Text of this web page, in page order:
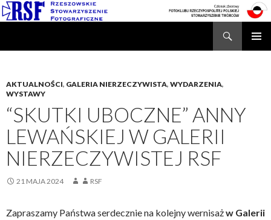
AKTUALNOŚCI, GALERIA NIERZECZYWISTA, WYDARZENIA,
WYSTAWY
“SKUTKI UBOCZNE” ANNY
LEWAŃSKIEJ W GALERII
NIERZECZYWISTEJ RSF
21 MAJA 2024 RSF
Zapraszamy Państwa serdecznie na kolejny wernisażw Galerii